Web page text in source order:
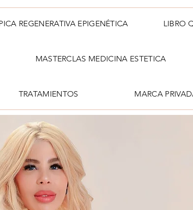
REGENERATIVA EPIGENÉTICA LIBRO
MASTERCLAS MEDICINA ESTETICA
TRATAMIENTOS MARCA